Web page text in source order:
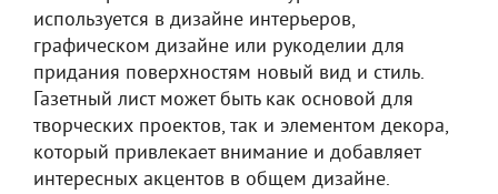
используется в дизайне интерьеров,
графическом дизайне или рукоделии для
придания поверхностям новый вид и стиль.
Газетный лист может быть как основой для
творческих проектов, так и элементом декора,
который привлекает внимание и добавляет
интересных акцентов в общем дизайне.